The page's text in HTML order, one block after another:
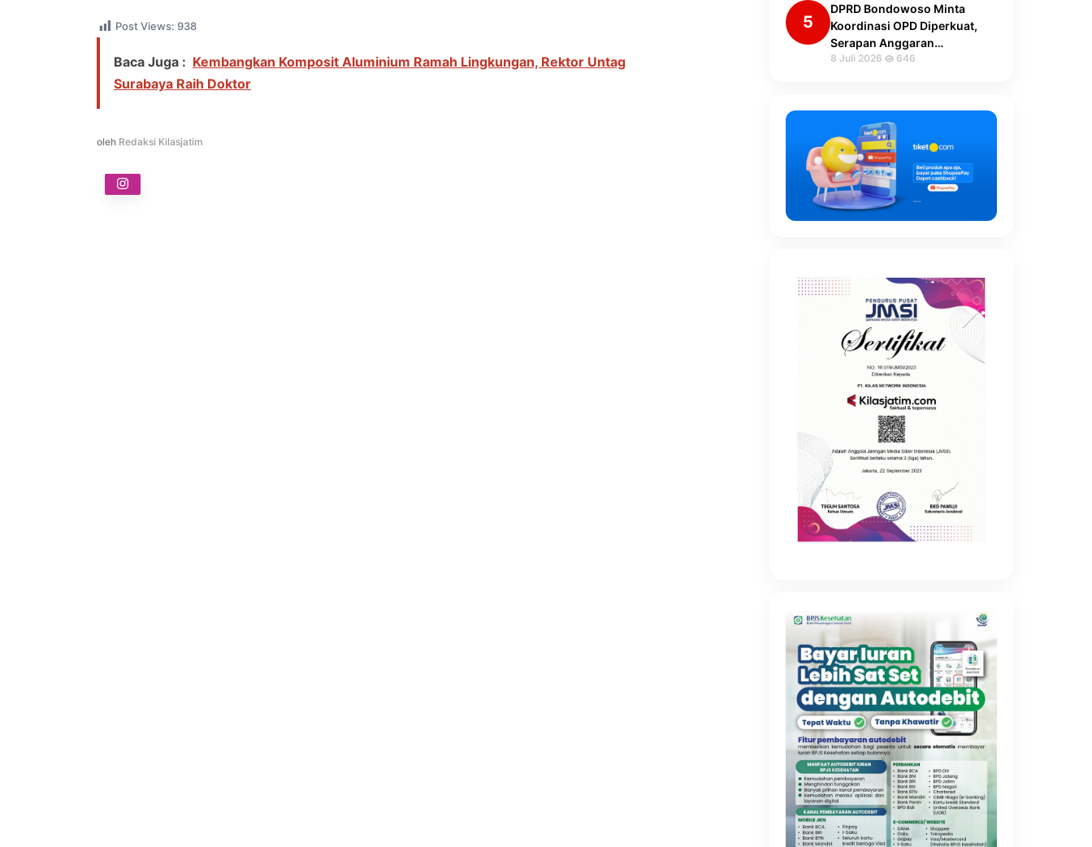
Post Views: 938
Baca Juga : Kembangkan Komposit Aluminium Ramah Lingkungan, Rektor Untag
Surabaya Raih Doktor
oleh Redaksi Kilasjatim
5
DPRD Bondowoso Minta
Koordinasi OPD Diperkuat,
Serapan Anggaran…
8 Juli 2026 646